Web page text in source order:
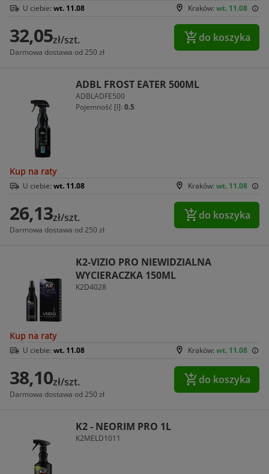
Kraków: wt. 11.08
U ciebie: wt. 11.08
32,05zł/szt.
Darmowa dostawa od 250 zł
do koszyka
ADBL FROST EATER 500ML
ADBLADFE500
Pojemność [l]: 0.5
Kup na raty
Kraków: wt. 11.08
U ciebie: wt. 11.08
26,13zł/szt.
Darmowa dostawa od 250 zł
do koszyka
K2-VIZIO PRO NIEWIDZIALNA
WYCIERACZKA 150ML
K2D4028
Kup na raty
Kraków: wt. 11.08
U ciebie: wt. 11.08
38,10zł/szt.
Darmowa dostawa od 250 zł
do koszyka
K2 - NEORIM PRO 1L
K2MELD1011